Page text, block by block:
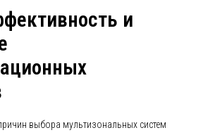
и
выбора мультизональных систем